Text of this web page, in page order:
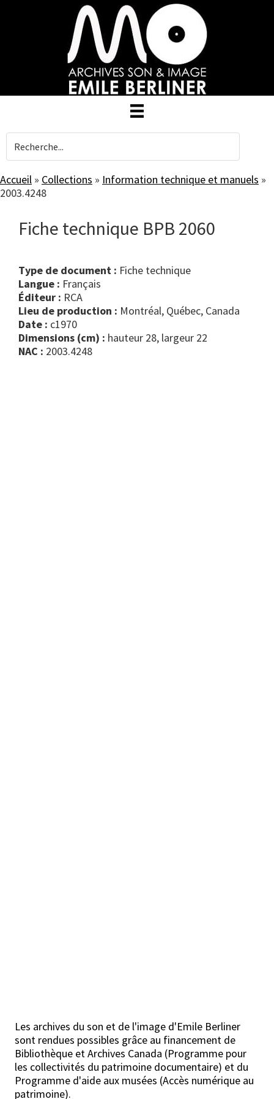
Accueil » Collections » Information technique et manuels »
2003.4248
Fiche technique BPB 2060
Type de document :
fiche technique
Langue : Français
Éditeur : RCA
Lieu de production : Montréal, Québec, Canada
Date : c1970
Dimensions (cm) : hauteur 28, largeur 22
NAC : 2003.4248
Les archives du son et de l'image d'Emile Berliner
sont rendues possibles grâce au financement de
Bibliothèque et Archives Canada (Programme pour
les collectivités du patrimoine documentaire) et du
Programme d'aide aux musées (Accès numérique au
patrimoine).